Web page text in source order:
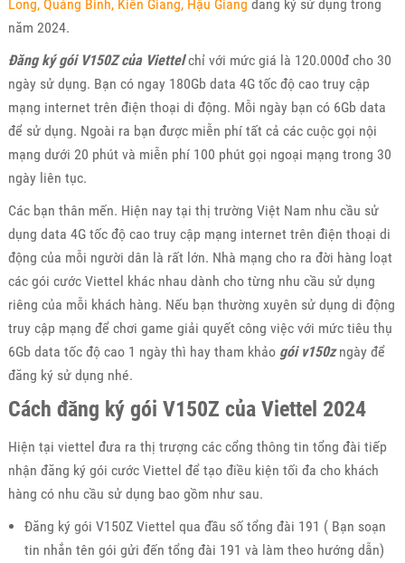
Long, Quảng Bình, Kiên Giang, Hậu Giang đăng ký sử dụng trong
năm 2024.
Đăng ký gói V150Z của Viettelchỉ với mức giá là 120.000đ cho 30
ngày sử dụng. Bạn có ngay 180Gb data 4G tốc độ cao truy cập
mạng internet trên điện thoại di động. Mỗi ngày bạn có 6Gb data
để sử dụng. Ngoài ra bạn được miễn phí tất cả các cuộc gọi nội
mạng dưới 20 phút và miễn phí 100 phút gọi ngoại mạng trong 30
ngày liên tục.
Các bạn thân mến. Hiện nay tại thị trường Việt Nam nhu cầu sử
dụng data 4G tốc độ cao truy cập mạng internet trên điện thoại di
động của mỗi người dân là rất lớn. Nhà mạng cho ra đời hàng loạt
các gói cước Viettel khác nhau dành cho từng nhu cầu sử dụng
riêng của mỗi khách hàng. Nếu bạn thường xuyên sử dụng di động
truy cập mạng để chơi game giải quyết công việc với mức tiêu thụ
6Gb data tốc độ cao 1 ngày thì hay tham khảo gói v150zngày để
đăng ký sử dụng nhé.
Cách đăng ký gói V150Z của Viettel 2024
Hiện tại viettel đưa ra thị trượng các cổng thông tin tổng đài tiếp
nhận đăng ký gói cước Viettel để tạo điều kiện tối đa cho khách
hàng có nhu cầu sử dụng bao gồm như sau.
Đăng ký gói V150Z Viettel qua đầu số tổng đài 191 ( Bạn soạn
tin nhắn tên gói gửi đến tổng đài 191 và làm theo hướng dẫn)